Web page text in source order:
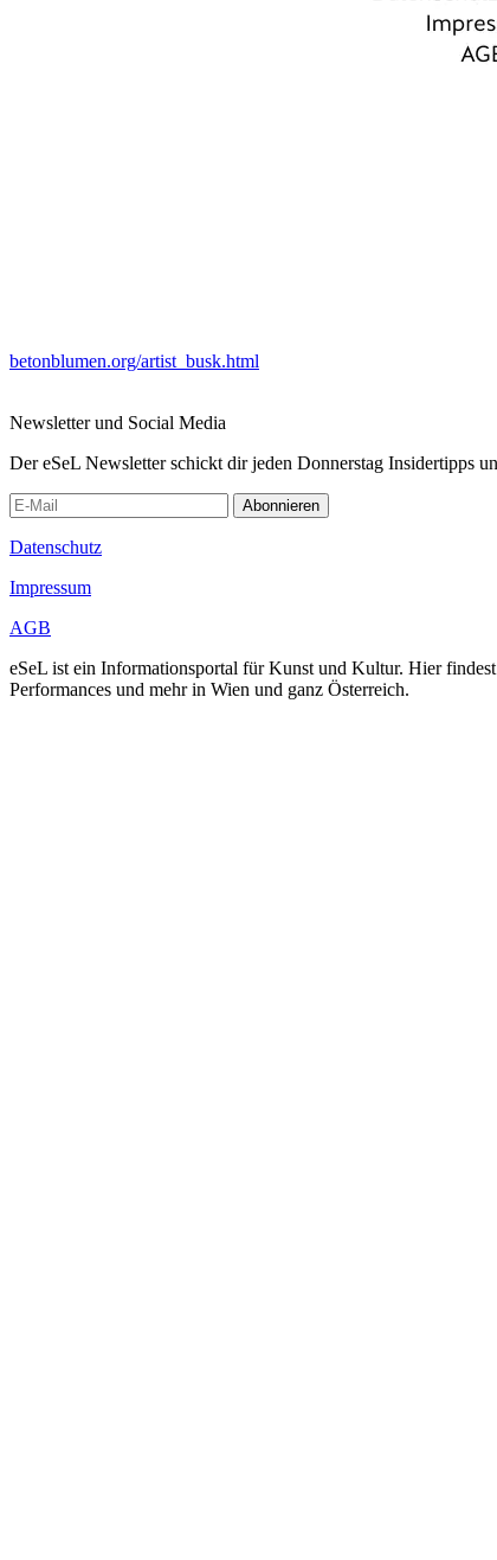
betonblumen.org/artist_busk.html
Newsletter und Social Media
Der eSeL Newsletter schickt dir jeden Donnerstag Insidertipps
Abonnieren
Datenschutz
Impressum
AGB
eSeL ist ein Informationsportal für Kunst und Kultur. Hier
Performances und mehr in Wien und ganz Österreich.